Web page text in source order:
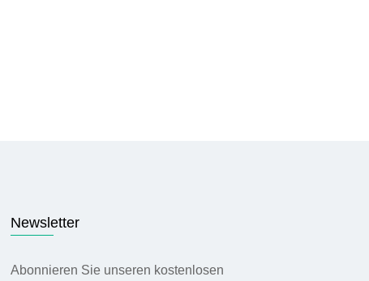
Newsletter
Abonnieren Sie unseren kostenlosen